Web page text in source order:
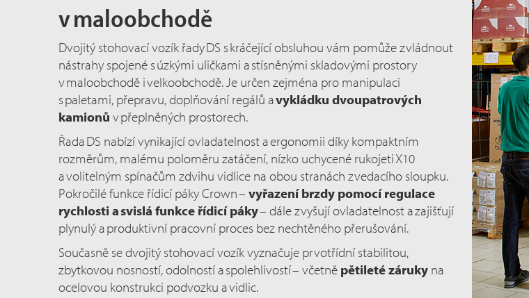
v maloobchodě
Dvojitý stohovací vozík řady DS s kráčející obsluhou vám pomůže zvládnout
nástrahy spojené s úzkými uličkami a stísněnými skladovými prostory
v maloobchodě i velkoobchodě. Je určen zejména pro manipulaci
s paletami, přepravu, doplňování regálů avykládku dvoupatrových
kamionů v přeplněných prostorech.
Řada DS nabízí vynikající ovladatelnost a ergonomii díky kompaktním
rozměrům, malému poloměru zatáčení, nízko uchycené rukojeti X10
a volitelným spínačům zdvihu vidlice na obou stranách zvedacího sloupku.
Pokročilé funkce řídicí páky Crown – vyřazení brzdy pomocí regulace
rychlosti a svislá funkce řídicí páky– dále zvyšují ovladatelnost a zajišťují
plynulý a produktivní pracovní proces bez nechtěného přerušování.
Současně se dvojitý stohovací vozík vyznačuje prvotřídní stabilitou,
zbytkovou nosností, odolností a spolehlivostí – včetně pětileté záruky na
ocelovou konstrukci podvozku a vidlic.